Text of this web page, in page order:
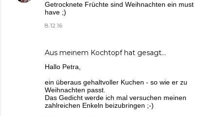
Getrocknete Früchte sind Weihnachten ein must
have ;)
8.12.16
Aus meinem Kochtopfhat gesagt…
Hallo Petra,
ein überaus gehaltvoller Kuchen - so wie er zu
Weihnachten passt.
Das Gedicht werde ich mal versuchen meinen
zahlreichen Enkeln beizubringen ;-)